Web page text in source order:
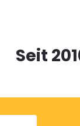
Seit